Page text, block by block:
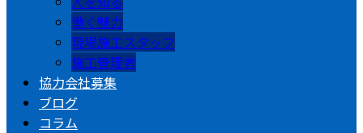
働く魅力
現場施工スタッフ
施工管理者
協力会社募集
ブログ
コラム